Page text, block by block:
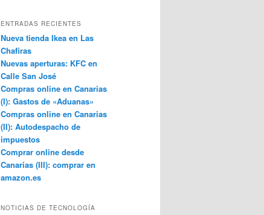
ENTRADAS RECIENTES
Nueva tienda Ikea en Las
Chafiras
Nuevas aperturas: KFC en
Calle San José
Compras online en Canarias
(I): Gastos de «Aduanas»
Compras online en Canarias
(II): Autodespacho de
impuestos
Comprar online desde
Canarias (III): comprar en
amazon.es
NOTICIAS DE TECNOLOGÍA